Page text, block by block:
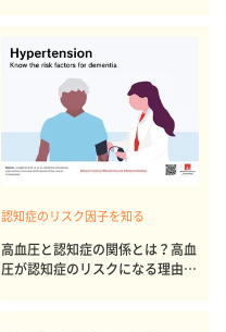
認知症のリスク因子を知る
高血圧と認知症の関係とは？高血
圧が認知症のリスクになる理由や